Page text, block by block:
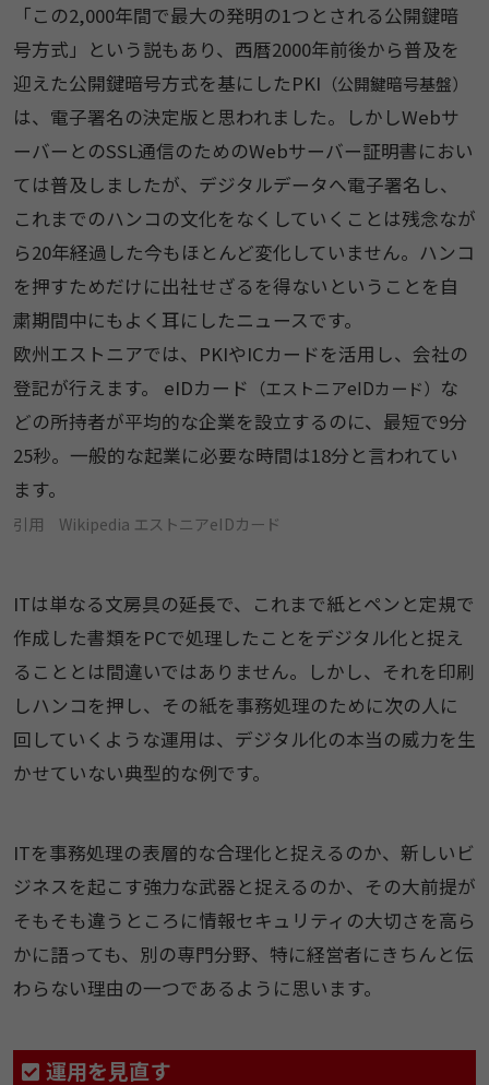
「この2,000年間で最大の発明の1つとされる公開鍵暗
号方式」という説もあり、西暦2000年前後から普及を
迎えた公開鍵暗号方式を基にしたPKI （公開鍵暗号基盤）
は、電子署名の決定版と思われました。しかしWebサ
ーバーとのSSL通信のためのWebサーバー証明書におい
ては普及しましたが、デジタルデータへ電子署名し、
これまでのハンコの文化をなくしていくことは残念なが
ら20年経過した今もほとんど変化していません。ハンコ
を押すためだけに出社せざるを得ないということを自
粛期間中にもよく耳にしたニュースです。
欧州エストニアでは、PKIやICカードを活用し、会社の
登記が行えます。 eIDカード （エストニアeIDカード） な
どの所持者が平均的な企業を設立するのに、最短で9分
25秒。一般的な起業に必要な時間は18分と言われてい
ます。
引用 Wikipedia エストニアeIDカード
ITは単なる文房具の延長で、これまで紙とペンと定規で
作成した書類をPCで処理したことをデジタル化と捉え
ることとは間違いではありません。しかし、それを印刷
しハンコを押し、その紙を事務処理のために次の人に
回していくような運用は、デジタル化の本当の威力を生
かせていない典型的な例です。
ITを事務処理の表層的な合理化と捉えるのか、新しいビ
ジネスを起こす強力な武器と捉えるのか、その大前提が
そもそも違うところに情報セキュリティの大切さを高ら
かに語っても、別の専門分野、特に経営者にきちんと伝
わらない理由の一つであるように思います。
運用を見直す